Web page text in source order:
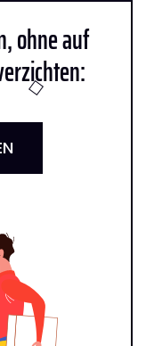
ohne auf